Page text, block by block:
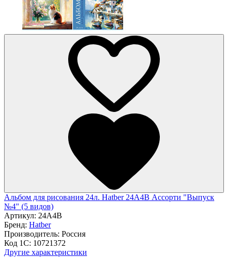
Альбом для рисования 24л. Hatber 24А4В Ассорти "Выпуск
№4" (5 видов)
Артикул: 24А4В
Бренд: Hatber
Производитель: Россия
Код 1С: 10721372
Другие характеристики